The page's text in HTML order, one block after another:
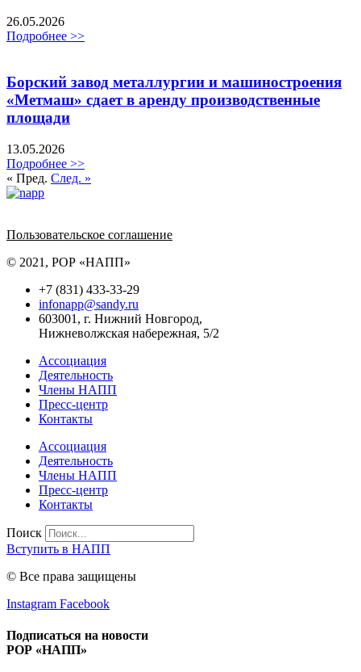
26.05.2026
Подробнее >>
Борский завод металлургии и машиностроения
«Метмаш» сдает в аренду производственные
площади
13.05.2026
Подробнее >>
« Пред. След. »
Пользовательское соглашение
© 2021, РОР «НАПП»
+7 (831) 433-33-29
infonapp@sandy.ru
603001, г. Нижний Новгород,
Нижневолжская набережная, 5/2
Ассоциация
Деятельность
Члены НАПП
Пресс-центр
Контакты
Ассоциация
Деятельность
Члены НАПП
Пресс-центр
Контакты
Поиск
Вступить в НАПП
© Все права защищены
Instagram Facebook
Подписаться на новости
РОР «НАПП»